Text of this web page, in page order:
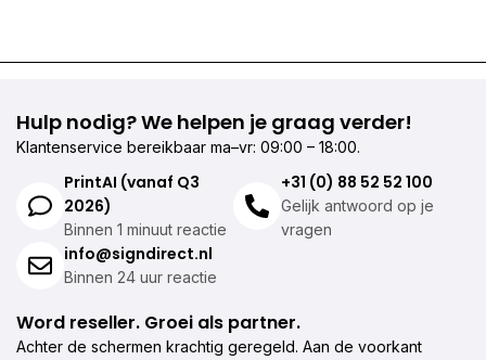
Hulp nodig? We helpen je graag verder!
Klantenservice bereikbaar ma–vr: 09:00 – 18:00.
PrintAI (vanaf Q3
2026)
Binnen 1 minuut reactie
+31 (0) 88 52 52 100
Gelijk antwoord op je
vragen
info@signdirect.nl
Binnen 24 uur reactie
Word reseller. Groei als partner.
Achter de schermen krachtig geregeld. Aan de voorkant